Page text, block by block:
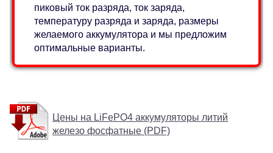
пиковый ток разряда, ток заряда,
температуру разряда и заряда, размеры
желаемого аккумулятора и мы предложим
оптимальные варианты.
Цены на LiFePO4 аккумуляторы литий
железо фосфатные (PDF)